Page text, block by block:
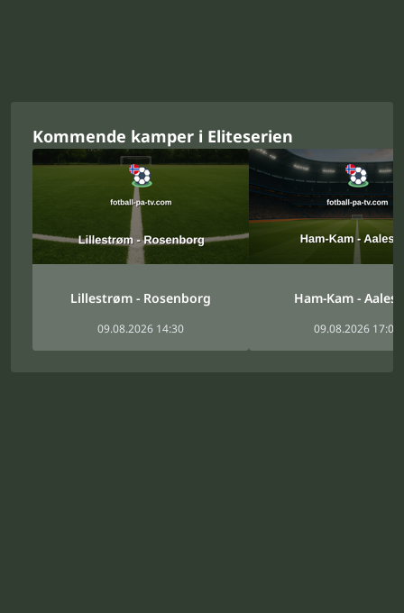
Kommende kamper i Eliteserien
Lillestrøm - Rosenborg
09.08.2026 14:30
Ham-Kam -
09.08.2026 17:00